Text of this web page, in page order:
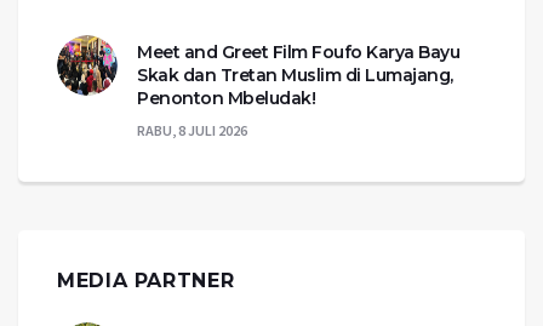
Meet and Greet Film Foufo Karya Bayu
Skak dan Tretan Muslim di Lumajang,
Penonton Mbeludak!
RABU, 8 JULI 2026
MEDIA PARTNER